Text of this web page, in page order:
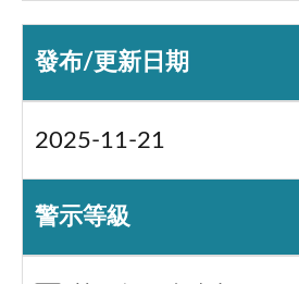
發布/更新日期
2025-11-21
警示等級